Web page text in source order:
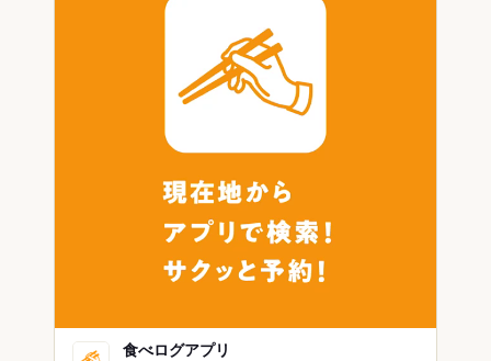
食べログアプリ